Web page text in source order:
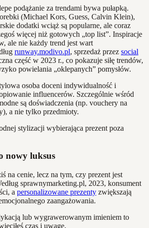
podążanie za trendami bywa pułapką.
(Michael Kors, Guess, Calvin Klein),
dodatki wciąż są popularne, ale coraz
więcej niż gotowych „top list”. Inspiracje
ale nie każdy trend jest wart
runway.modivo.pl, sprzedaż przez social
część w 2023 r., co pokazuje siłę trendów,
powielania „oklepanych” pomysłów.
osoba doceni indywidualność i
influencerów. Szczególnie wśród
są doświadczenia (np. vouchery na
a nie tylko przedmioty.
nowy luksus
na cenie, lecz na tym, czy prezent jest
sprawnymarketing.pl, 2023, konsument
a personalizowane prezenty zwiększają
zaangażowania.
lub wygrawerowanym imieniem to
czas i uwagę.